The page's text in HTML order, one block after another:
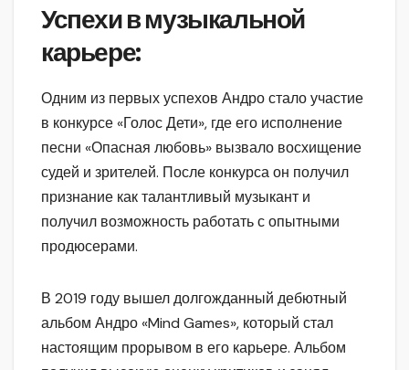
Успехи в музыкальной
карьере:
Одним из первых успехов Андро стало участие
в конкурсе «Голос Дети», где его исполнение
песни «Опасная любовь» вызвало восхищение
судей и зрителей. После конкурса он получил
признание как талантливый музыкант и
получил возможность работать с опытными
продюсерами.
В 2019 году вышел долгожданный дебютный
альбом Андро «Mind Games», который стал
настоящим прорывом в его карьере. Альбом